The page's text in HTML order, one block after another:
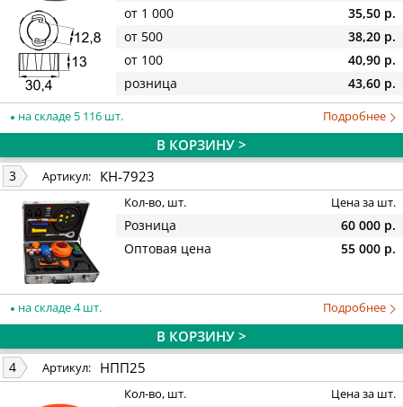
от 1 000
35,50 р.
от 500
38,20 р.
от 100
40,90 р.
розница
43,60 р.
на складе 5 116 шт. Подробнее
В КОРЗИНУ >
3 Артикул: КН-7923
Кол-во, шт. Цена за шт.
Розница
60 000 р.
Оптовая цена
55 000 р.
на складе 4 шт. Подробнее
В КОРЗИНУ >
4 Артикул: НПП25
Кол-во, шт. Цена за шт.